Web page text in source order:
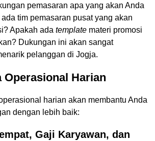
pemasaran apa yang akan Anda
tim pemasaran pusat yang akan
Apakah ada template materi promosi
Dukungan ini akan sangat
pelanggan di Jogja.
Operasional Harian
harian akan membantu Anda
dengan lebih baik:
Gaji Karyawan, dan